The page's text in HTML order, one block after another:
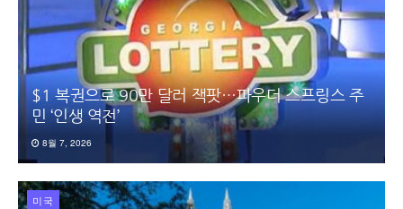
$1 복권으로 90만 달러 잭팟…파우더 스프링스 주
민 ‘인생 역전’
8월 7, 2026
미국